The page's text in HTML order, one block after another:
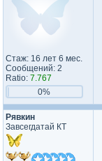
Стаж: 16 лет 6 мес.
Сообщений: 2
Ratio: 7.767
0%
Рявкин
Завсегдатай КТ